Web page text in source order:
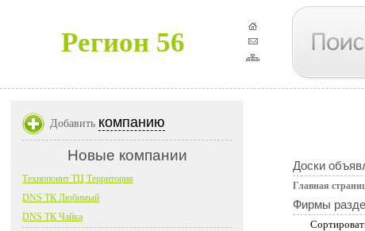
Регион 56
Доски
Главная
Фирмы
Добавить компанию
Новые компании
Технопоинт ТЦ Территория
DNS ТК Любимый
DNS ТК Чайка